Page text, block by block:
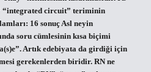
“integrated circuit” teriminin
16 sonuç Asl neyin
soru cümlesinin kısa biçimi
Artık edebiyata da girdiği için
gerekenlerden biridir. RN ne